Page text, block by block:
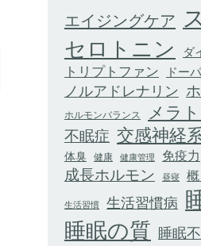
エイジングケア
セロトニン ダ
トリプトファン ドー
ノルアドレナリン
ホルモンバランス メラ
不眠症 交感神経
体臭 健康 健康管理 免疫力
成長ホルモン 昼寝
生活習慣 生活習慣病
睡眠の質 睡眠